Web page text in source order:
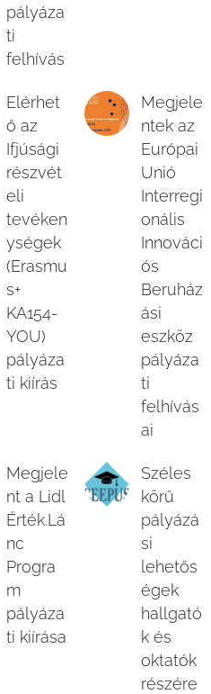
pályáza
ti
felhívás
Elérhet
ő az
Ifjúsági
részvét
eli
tevéken
ységek
(Erasmu
s+
KA154-
YOU)
pályáza
ti kiírás
Megjele
ntek az
Európai
Unió
Interregi
onális
Innováci
ós
Beruház
ási
eszköz
pályáza
ti
felhívás
ai
Megjele
nt a Lidl
Érték.Lá
nc
Progra
m
pályáza
ti kiírása
Széles
körű
pályázá
si
lehetős
égek
hallgató
k és
oktatók
részére